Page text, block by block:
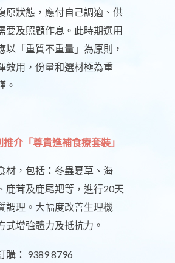
原狀態，應付自己調適、供
要及照顧作息。此時期選用
以「重質不重量」為原則，
效用，份量和選材極為重
。
推介「尊貴進補食療套裝」
材，包括：冬蟲夏草、海
鹿茸及鹿尾羓等，進行20天
調理。大幅度改善生理機
式增強體力及抵抗力。
購： 9389 8796